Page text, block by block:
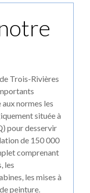
Trois-Rivières
normes les
située à
pour desservir
de 150 000
comprenant
les
les mises à
peinture.